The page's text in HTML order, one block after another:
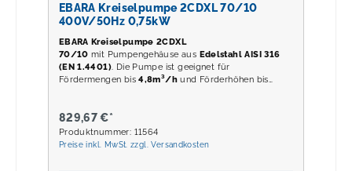
EBARA Kreiselpumpe 2CDXL 70/10
400V/50Hz 0,75kW
EBARA Kreiselpumpe 2CDXL
70/10 mit Pumpengehäuse aus Edelstahl AISI 316
(EN 1.4401). Die Pumpe ist geeignet für
Fördermengen bis4,8m³/h und Förderhöhen bis
829,67 €*
Produktnummer: 11564
Preise inkl. MwSt. zzgl. Versandkosten